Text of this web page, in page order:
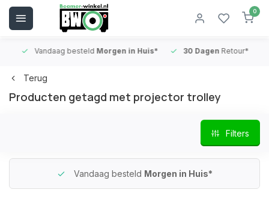
0
Vandaag besteldMorgen in Huis* 30 DagenRetour*
Terug
Producten getagd met projector trolley
Filters
Vandaag besteld Morgen in Huis*